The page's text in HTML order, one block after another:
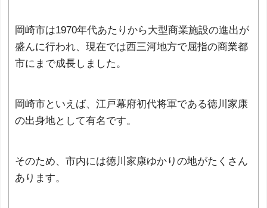
岡崎市は1970年代あたりから大型商業施設の進出が
盛んに行われ、現在では西三河地方で屈指の商業都
市にまで成長しました。
岡崎市といえば、江戸幕府初代将軍である徳川家康
の出身地として有名です。
そのため、市内には徳川家康ゆかりの地がたくさん
あります。